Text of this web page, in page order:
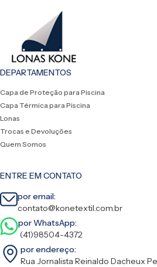
DEPARTAMENTOS
Capa de Proteção para Piscina
Capa Térmica para Piscina
Lonas
Trocas e Devoluções
Quem Somos
ENTRE EM CONTATO
por email:
contato@konetextil.com.br
por WhatsApp:
(41)98504-4372
por endereço:
Rua Jornalista Reinaldo Dacheux